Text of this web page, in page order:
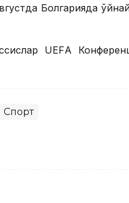
Болгарияда
UEFА
Спорт